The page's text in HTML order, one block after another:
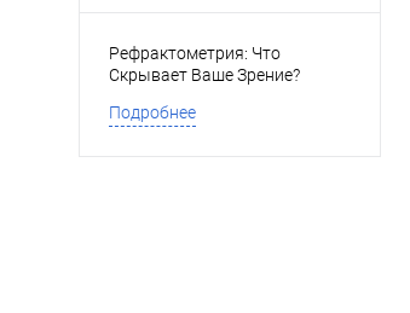
Рефрактометрия: Что
Скрывает Ваше Зрение?
Подробнее